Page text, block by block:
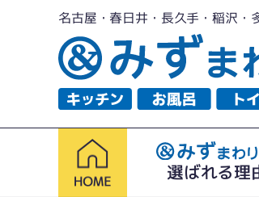
名古屋・春日井・長久手・稲沢・
選ばれる理